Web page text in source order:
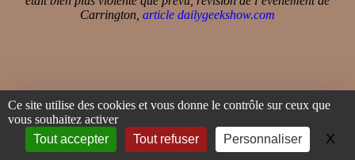
Carrington, article dailygeekshow.com
OBSERVER LE CIEL
Ce site utilise des cookies et vous donne le contrôle sur ceux que
vous souhaitez activer
Tout accepter
Tout refuser Personnaliser X